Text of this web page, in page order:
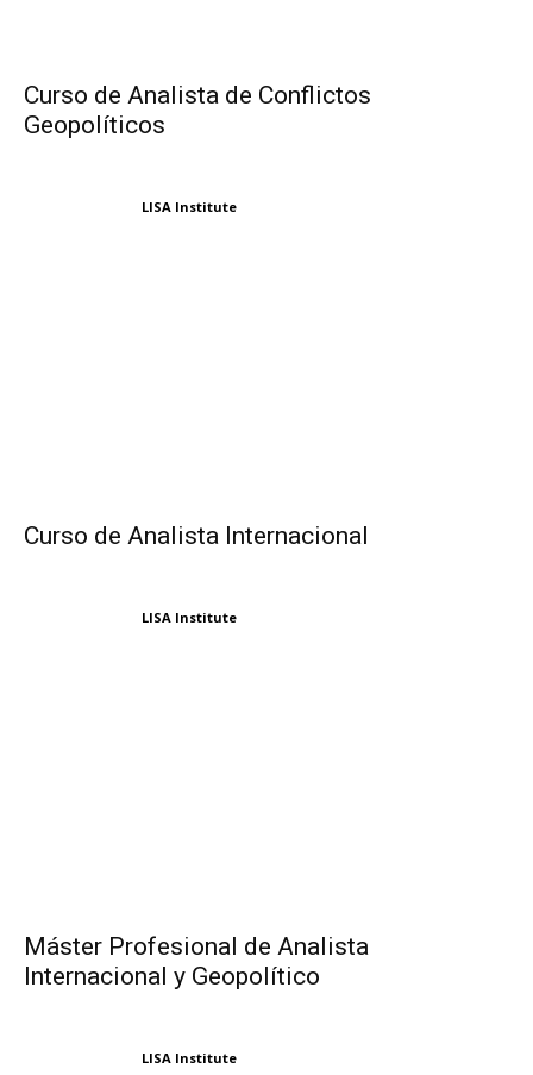
Curso de Analista de Conflictos
Geopolíticos
LISA Institute
Curso de Analista Internacional
LISA Institute
Máster Profesional de Analista
Internacional y Geopolítico
LISA Institute